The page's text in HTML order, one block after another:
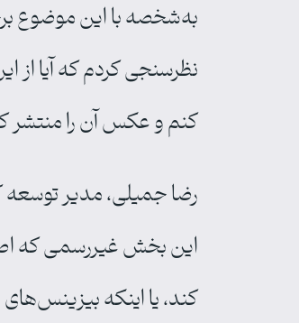
به‌شخصه با این موضوع
نظرسنجی کردم که آیا از
کنم و عکس آن را منتشر
این بخش غیررسمی که
کند، یا اینکه